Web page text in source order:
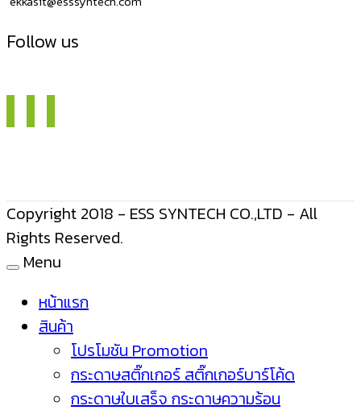
Follow us
Copyright 2018 - ESS SYNTECH CO.,LTD - All
Rights Reserved.
Menu
หน้าแรก
สินค้า
โปรโมชัน Promotion
กระดาษสติ๊กเกอร์ สติ๊กเกอร์บาร์โค้ด
กระดาษใบเสร็จ กระดาษความร้อน